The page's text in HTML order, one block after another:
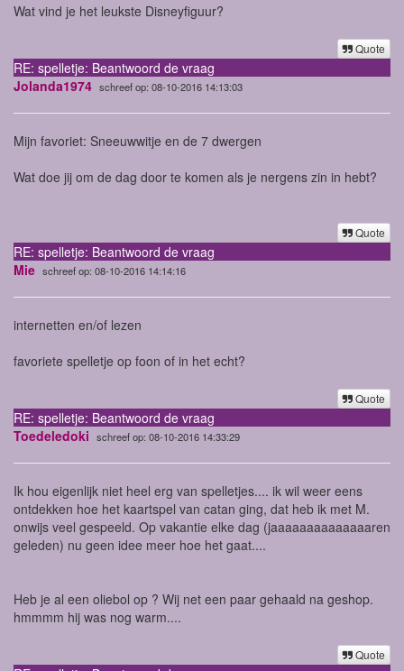
Wat vind je het leukste Disneyfiguur?
Quote
RE: spelletje: Beantwoord de vraag
Jolanda1974 schreef op: 08-10-2016 14:13:03
Mijn favoriet: Sneeuwwitje en de 7 dwergen
Wat doe jij om de dag door te komen als je nergens zin in hebt?
Quote
RE: spelletje: Beantwoord de vraag
Mie schreef op: 08-10-2016 14:14:16
internetten en/of lezen
favoriete spelletje op foon of in het echt?
Quote
RE: spelletje: Beantwoord de vraag
Toedeledoki schreef op: 08-10-2016 14:33:29
Ik hou eigenlijk niet heel erg van spelletjes.... ik wil weer eens
ontdekken hoe het kaartspel van catan ging, dat heb ik met M.
onwijs veel gespeeld. Op vakantie elke dag (jaaaaaaaaaaaaaaren
geleden) nu geen idee meer hoe het gaat....
Heb je al een oliebol op ? Wij net een paar gehaald na geshop.
hmmmm hij was nog warm....
Quote